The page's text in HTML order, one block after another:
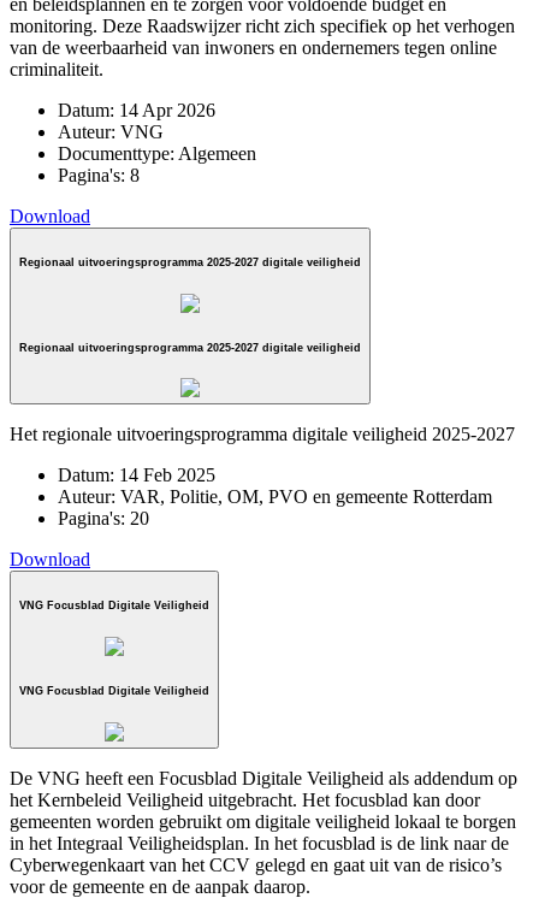
en beleidsplannen en te zorgen voor voldoende budget en
monitoring. Deze Raadswijzer richt zich specifiek op het verhogen
van de weerbaarheid van inwoners en ondernemers tegen online
criminaliteit.
Datum: 14 Apr 2026
Auteur: VNG
Documenttype: Algemeen
Pagina's: 8
Download
Regionaal uitvoeringsprogramma 2025-2027 digitale veiligheid
Regionaal uitvoeringsprogramma 2025-2027 digitale veiligheid
Het regionale uitvoeringsprogramma digitale veiligheid 2025-2027
Datum: 14 Feb 2025
Auteur: VAR, Politie, OM, PVO en gemeente Rotterdam
Pagina's: 20
Download
VNG Focusblad Digitale Veiligheid
VNG Focusblad Digitale Veiligheid
De VNG heeft een Focusblad Digitale Veiligheid als addendum op
het Kernbeleid Veiligheid uitgebracht. Het focusblad kan door
gemeenten worden gebruikt om digitale veiligheid lokaal te borgen
in het Integraal Veiligheidsplan. In het focusblad is de link naar de
Cyberwegenkaart van het CCV gelegd en gaat uit van de risico’s
voor de gemeente en de aanpak daarop.